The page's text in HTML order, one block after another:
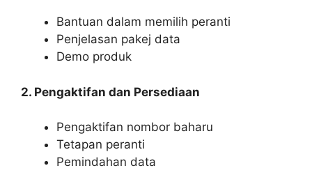
Bantuan dalam memilih peranti
Penjelasan pakej data
Demo produk
2. Pengaktifan dan Persediaan
Pengaktifan nombor baharu
Tetapan peranti
Pemindahan data